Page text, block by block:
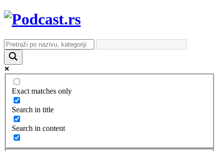
Exact matches only
Search in title
Search in content